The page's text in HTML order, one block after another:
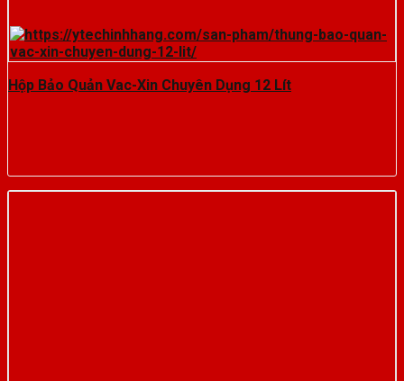
Hộp Bảo Quản Vac-Xin Chuyên Dụng 12 Lít